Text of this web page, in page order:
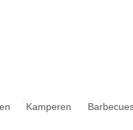
Kamperen